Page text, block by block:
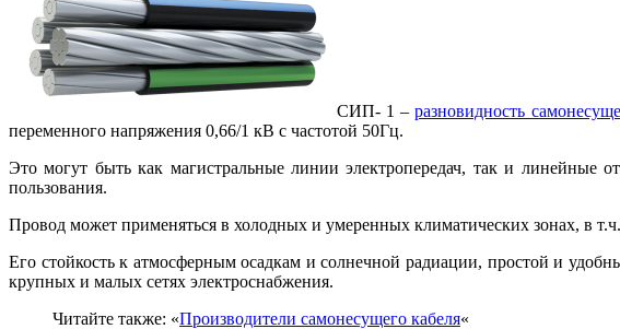
СИП- 1 –разновидность
переменного напряжения 0,66/1 кВ с частотой 50Гц.
Это могут быть как магистральные линии электропередач, так и линейные
пользования.
Провод может применяться в холодных и умеренных климатических зонах, в
Его стойкость к атмосферным осадкам и солнечной радиации, простой и
крупных и малых сетях электроснабжения.
Читайте также: «Производители самонесущего кабеля«